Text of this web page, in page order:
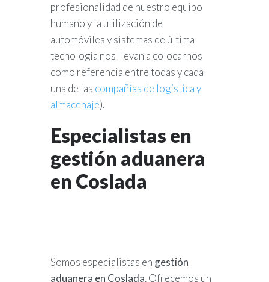
profesionalidad de nuestro equipo
humano y la utilización de
automóviles y sistemas de última
tecnología nos llevan a colocarnos
como referencia entre todas y cada
una de las compañías de logística y
almacenaje).
Especialistas en
gestión aduanera
en Coslada
Somos especialistas en gestión
aduanera en Coslada. Ofrecemos un